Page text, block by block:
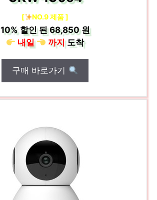
[ NO.9 제품 ]
10%할인 된68,850 원
내일
까지도착
구매 바로가기